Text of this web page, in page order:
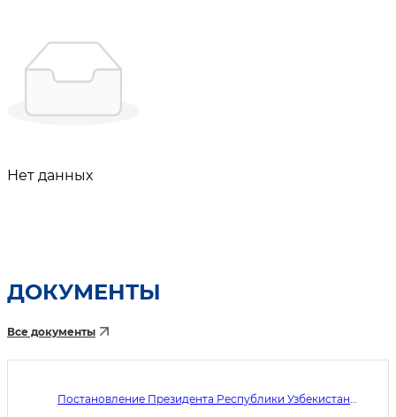
Нет данных
ДОКУМЕНТЫ
Все документы
Постановление Президента Республики Узбекистан